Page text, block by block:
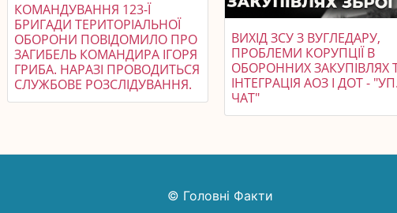
КОМАНДУВАННЯ 123-Ї
БРИГАДИ ТЕРИТОРІАЛЬНОЇ
ОБОРОНИ ПОВІДОМИЛО ПРО
ЗАГИБЕЛЬ КОМАНДИРА ІГОРЯ
ГРИБА. НАРАЗІ ПРОВОДИТЬСЯ
СЛУЖБОВЕ РОЗСЛІДУВАННЯ.
ВИХІД ЗСУ З ВУГЛЕДАРУ,
ПРОБЛЕМИ КОРУПЦІЇ В
ОБОРОННИХ ЗАКУПІВЛЯХ
ІНТЕГРАЦІЯ АОЗ І ДОТ -
ЧАТ"
© Головні Факти